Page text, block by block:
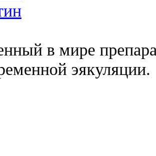
в мире
эякуляции.